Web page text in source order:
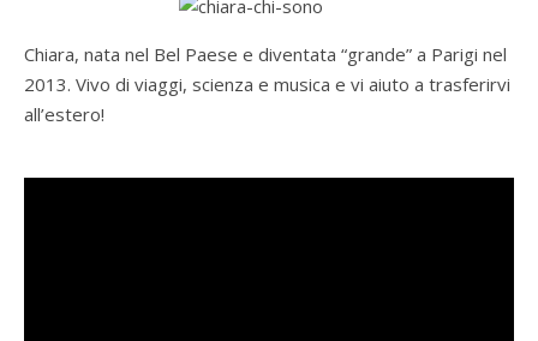
Chiara, nata nel Bel Paese e diventata “grande” a Parigi nel
2013. Vivo di viaggi, scienza e musica e vi aiuto a trasferirvi
all’estero!